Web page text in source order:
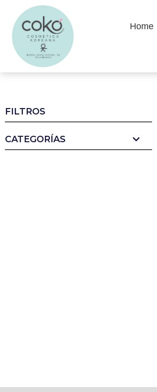
Home
FILTROS
CATEGORÍAS